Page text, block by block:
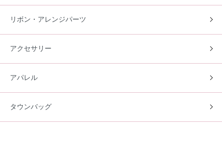
リボン・アレンジパーツ
アクセサリー
アパレル
タウンバッグ